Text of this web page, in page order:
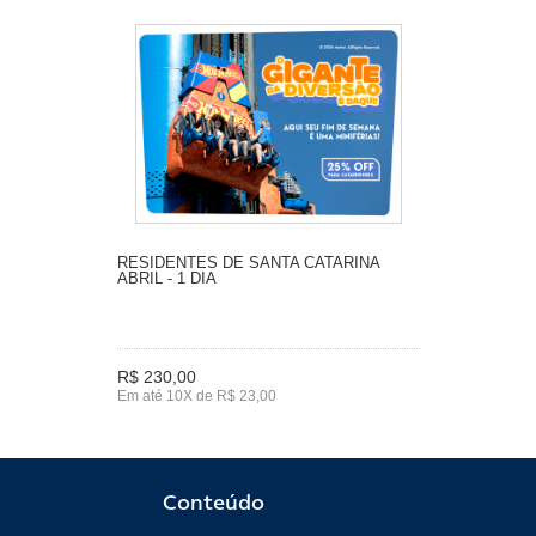
RESIDENTES DE SANTA CATARINA
ABRIL - 1 DIA
R$ 230,00
Em até 10X de R$ 23,00
Conteúdo